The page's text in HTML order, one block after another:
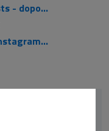
WordPress Popular Posts - doporučte návštěvníkům to nejoblíbenější
Zobrazení příspěvků z Instagramu ve Wordpressu